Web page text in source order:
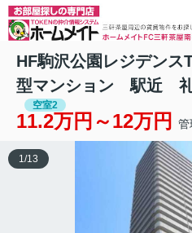
HF駒沢公園レジデン
型マンション 駅近
空室2
11.2万円～12万円 管
1/13